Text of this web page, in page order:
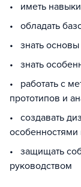
• иметь
• обладать
• знать
• знать
• работать с
прототипов и
• создавать
особенностями
• защищать
руководством